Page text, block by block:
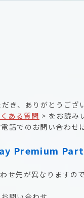
き、ありがとうござ
ある質問 > をお読み
話でのお問い合わせ
Premium
せ先が異なりますの